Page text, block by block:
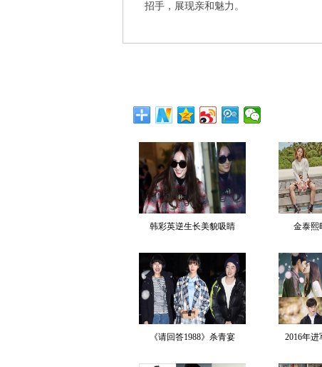
招手，展现亲和魅力。
韩彩英逆生长美貌吸睛 金泰熙
《请回答1988》杀青宴 2016年进